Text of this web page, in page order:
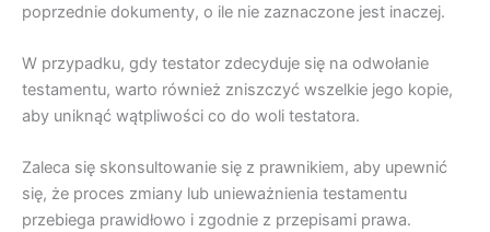
poprzednie dokumenty, o ile nie zaznaczone jest inaczej.
W przypadku, gdy testator zdecyduje się na odwołanie
testamentu, warto również zniszczyć wszelkie jego kopie,
aby uniknąć wątpliwości co do woli testatora.
Zaleca się skonsultowanie się z prawnikiem, aby upewnić
się, że proces zmiany lub unieważnienia testamentu
przebiega prawidłowo i zgodnie z przepisami prawa.